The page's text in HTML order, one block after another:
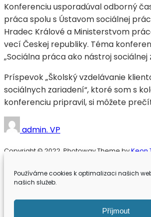
Používáme cookies k optimalizaci našich
našich služeb.
Příjmout
Konferenciu usporadúval odborný
práca spolu s Ústavom sociálnej
Hradec Králové a Ministerstvom
vecí Českej republiky. Téma
„Sociálna práca ako nástroj sociálnej
Príspevok „Školský vzdelávanie
sociálnych zariadení“, ktoré som s
konferenciu pripravil, si môžete
admin. VP
Copyright © 2022. Photoway Theme byKeon
Úvodní stránka
Katolícka univerzita
Biomedicínske inžinierstvo